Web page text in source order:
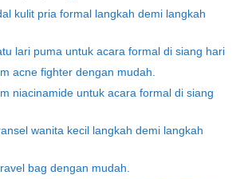
kulit pria formal langkah demi langkah
lari puma untuk acara formal di siang hari
acne fighter dengan mudah.
niacinamide untuk acara formal di siang
wanita kecil langkah demi langkah
bag dengan mudah.